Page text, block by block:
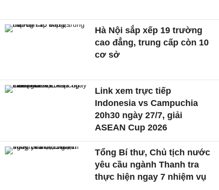
Hà Nội sắp xếp 19 trường
cao đẳng, trung cấp còn 10
cơ sở
Link xem trực tiếp
Indonesia vs Campuchia
20h30 ngày 27/7, giải
ASEAN Cup 2026
Tổng Bí thư, Chủ tịch nước
yêu cầu ngành Thanh tra
thực hiện ngay 7 nhiệm vụ